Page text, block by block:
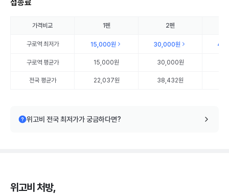
접종료
가격비교 1펜 2펜
구로역최저가 15,000원 30,000원
구로역평균가 15,000원 30,000원
전국 평균가 22,037원 38,432원
위고비 전국 최저가가 궁금하다면?
위고비 처방,